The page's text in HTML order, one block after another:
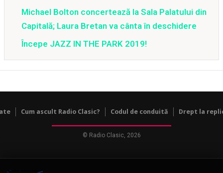
Michael Bolton concertează la Sala Palatului din
Capitală; Laura Bretan va cânta în deschidere
Începe JAZZ IN THE PARK 2019!
Cum ascult Radio Clasic? Codul de conduită Drept la
© Radio Clasic, 2026